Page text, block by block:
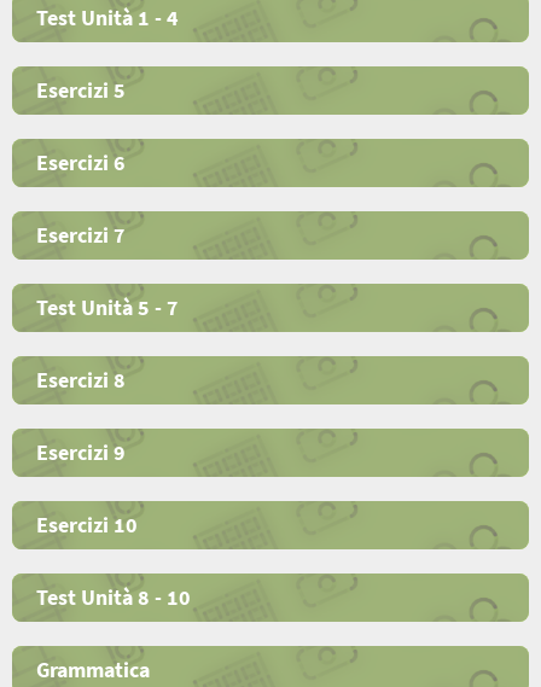
Test Unità 1 - 4
Esercizi 5
Esercizi 6
Esercizi 7
Test Unità 5 - 7
Esercizi 8
Esercizi 9
Esercizi 10
Test Unità 8 - 10
Grammatica